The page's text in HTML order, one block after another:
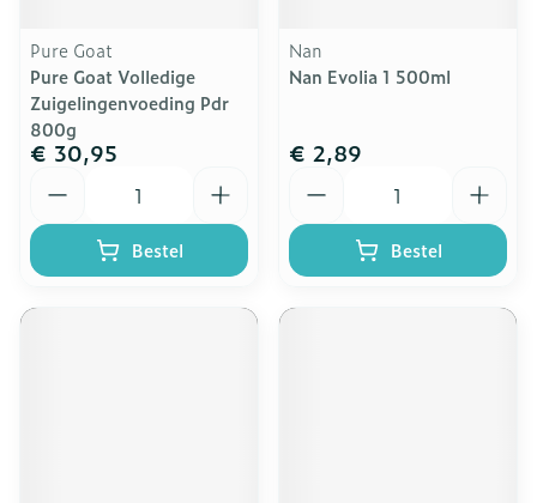
Pure Goat
Pure Goat Volledige
Zuigelingenvoeding Pdr
800g
€ 30,95
Bestel
Nan
Nan Evolia 1 500ml
€ 2,89
Bestel